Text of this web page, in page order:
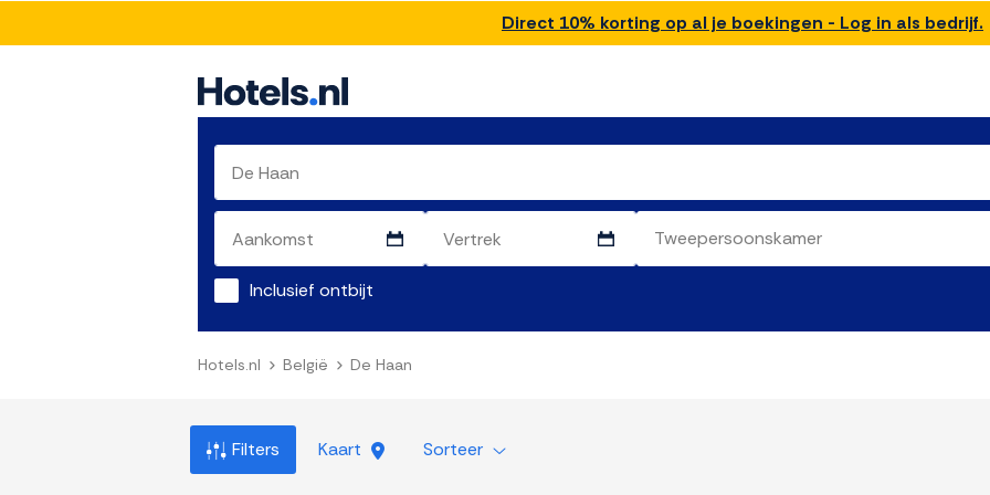
Direct 10% korting op al je boekingen - Log in als bedrijf.
Inclusief ontbijt
Hotels.nl België De Haan
Filters Kaart Sorteer